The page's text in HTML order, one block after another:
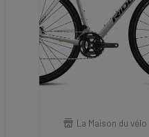
La Maison du vélo